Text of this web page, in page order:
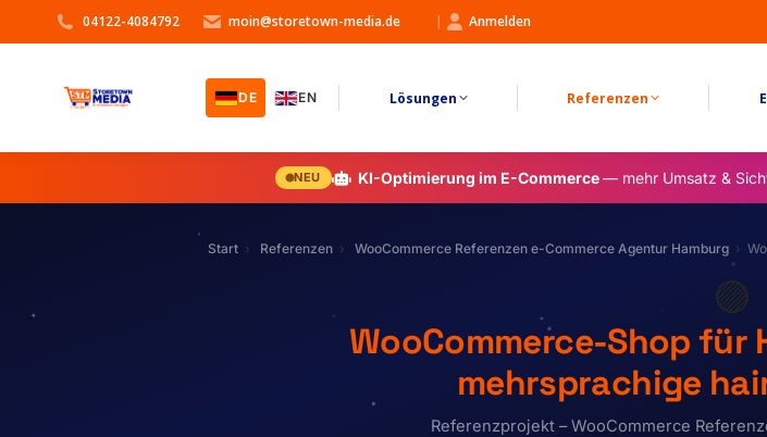
04122-4084792 moin@storetown-media.de | Anmelden
DE EN Lösungen Referenzen
NEU KI-Optimierung im E-Commerce— mehr Umsatz &
Start Referenzen WooCommerce Referenzen e-Commerce Agentur Hamburg
🟣
WooCommerce-Shop für
mehrsprachige
Referenzprojekt – WooCommerce